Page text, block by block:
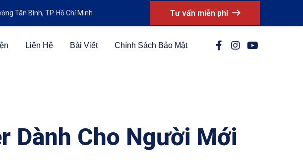
Tân Bình, TP. Hồ Chí Minh Tư vấn miễn phí
Liên Hệ Bài Viết Chính Sách Bảo Mật
Dành Cho Người Mới